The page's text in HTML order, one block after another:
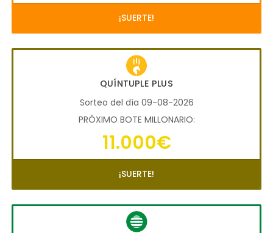
¡SUERTE!
QUÍNTUPLE PLUS
Sorteo del día 09-08-2026
PRÓXIMO BOTE MILLONARIO:
11.000€
¡SUERTE!